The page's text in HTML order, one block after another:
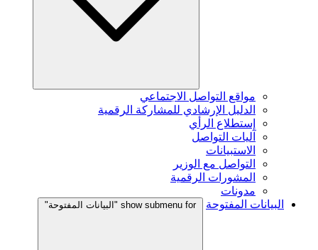
مواقع التواصل الاجتماعي
الدليل الإرشادي للمشاركة الرقمية
إستطلاع الرأي
آليات التواصل
الاستبيانات
التواصل مع الوزير
المشورات الرقمية
مدونات
البيانات المفتوحة
show submenu for "البيانات المفتوحة"